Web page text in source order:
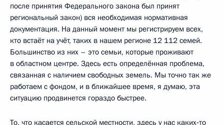
после принятия Федерального закона был принят
региональный закон) вся необходимая нормативная
документация. На данный момент мы регистрируем всех,
кто встаёт на учёт, таких в нашем регионе 12 112 семей.
Большинство из них – это семьи, которые проживают
в областном центре. Здесь есть определённая проблема,
связанная с наличием свободных земель. Мы точно так же
работаем с фондом, и в ближайшее время, я думаю, эта
ситуацию продвинется гораздо быстрее.
То, что касается сельской местности, здесь у нас каких‑то